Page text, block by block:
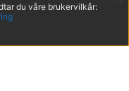
du våre brukervilkår: